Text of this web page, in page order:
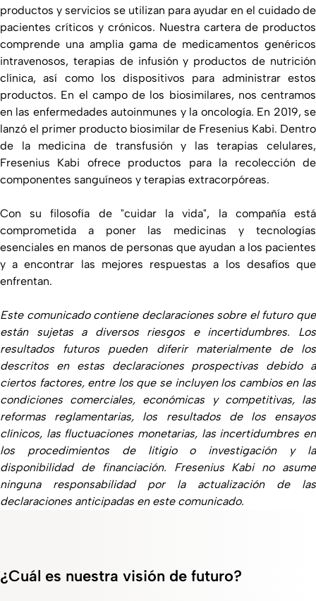
productos y servicios se utilizan para ayudar en el cuidado de
pacientes críticos y crónicos. Nuestra cartera de productos
comprende una amplia gama de medicamentos genéricos
intravenosos, terapias de infusión y productos de nutrición
clínica, así como los dispositivos para administrar estos
productos. En el campo de los biosimilares, nos centramos
en las enfermedades autoinmunes y la oncología. En 2019, se
lanzó el primer producto biosimilar de Fresenius Kabi. Dentro
de la medicina de transfusión y las terapias celulares,
Fresenius Kabi ofrece productos para la recolección de
componentes sanguíneos y terapias extracorpóreas.
Con su filosofía de "cuidar la vida", la compañía está
comprometida a poner las medicinas y tecnologías
esenciales en manos de personas que ayudan a los pacientes
y a encontrar las mejores respuestas a los desafíos que
enfrentan.
Este comunicado contiene declaraciones sobre el futuro que
están sujetas a diversos riesgos e incertidumbres. Los
resultados futuros pueden diferir materialmente de los
descritos en estas declaraciones prospectivas debido a
ciertos factores, entre los que se incluyen los cambios en las
condiciones comerciales, económicas y competitivas, las
reformas reglamentarias, los resultados de los ensayos
clínicos, las fluctuaciones monetarias, las incertidumbres en
los procedimientos de litigio o investigación y la
disponibilidad de financiación. Fresenius Kabi no asume
ninguna responsabilidad por la actualización de las
declaraciones anticipadas en este comunicado.
¿Cuál es nuestra visión de futuro?